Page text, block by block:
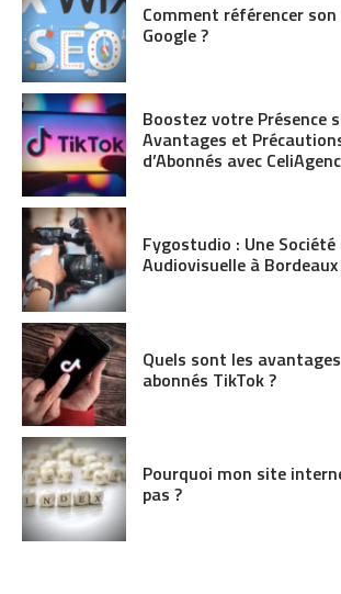
Comment référencer
Google ?
Boostez votre Présence
Avantages et
d’Abonnés avec
Fygostudio : Une
Audiovisuelle à Bordeaux
Quels sont les
abonnés TikTok ?
Pourquoi mon site
pas ?